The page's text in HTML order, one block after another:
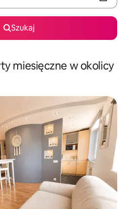
Szukaj
miesięczne w okolicy